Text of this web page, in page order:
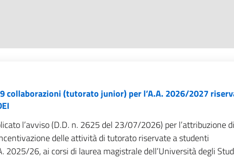
collaborazioni (tutorato junior) per l’A.A. 2026/2027
l’avviso (D.D. n. 2625 del 23/07/2026) per l’attribuzione
delle attività di tutorato riservate a studenti
2025/26, ai corsi di laurea magistrale dell’Università degli